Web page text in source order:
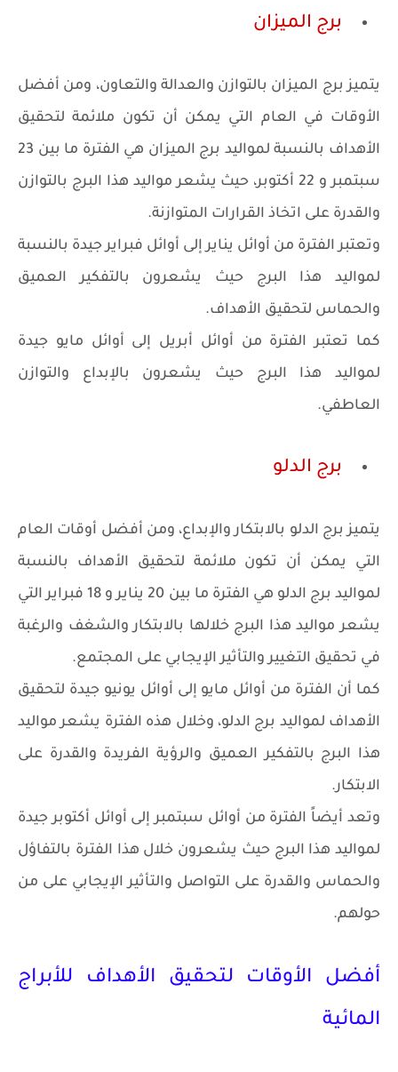
برج الميزان
يتميز برج الميزان بالتوازن والعدالة والتعاون، ومن أفضل
الأوقات في العام التي يمكن أن تكون ملائمة لتحقيق
الأهداف بالنسبة لمواليد برج الميزان هي الفترة ما بين 23
سبتمبر و 22 أكتوبر، حيث يشعر مواليد هذا البرج بالتوازن
والقدرة على اتخاذ القرارات المتوازنة.
وتعتبر الفترة من أوائل يناير إلى أوائل فبراير جيدة بالنسبة
لمواليد هذا البرج حيث يشعرون بالتفكير العميق
والحماس لتحقيق الأهداف.
كما تعتبر الفترة من أوائل أبريل إلى أوائل مايو جيدة
لمواليد هذا البرج حيث يشعرون بالإبداع والتوازن
العاطفي.
برج الدلو
يتميز برج الدلو بالابتكار والإبداع، ومن أفضل أوقات العام
التي يمكن أن تكون ملائمة لتحقيق الأهداف بالنسبة
لمواليد برج الدلو هي الفترة ما بين 20 يناير و 18 فبراير التي
يشعر مواليد هذا البرج خلالها بالابتكار والشغف والرغبة
في تحقيق التغيير والتأثير الإيجابي على المجتمع.
كما أن الفترة من أوائل مايو إلى أوائل يونيو جيدة لتحقيق
الأهداف لمواليد برج الدلو، وخلال هذه الفترة يشعر مواليد
هذا البرج بالتفكير العميق والرؤية الفريدة والقدرة على
الابتكار.
وتعد أيضاً الفترة من أوائل سبتمبر إلى أوائل أكتوبر جيدة
لمواليد هذا البرج حيث يشعرون خلال هذا الفترة بالتفاؤل
والحماس والقدرة على التواصل والتأثير الإيجابي على من
حولهم.
أفضل الأوقات لتحقيق الأهداف للأبراج
المائية